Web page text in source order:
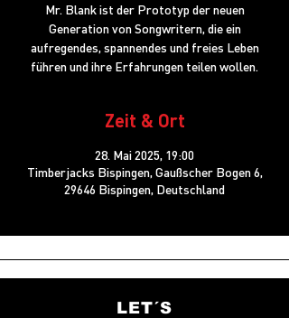
Mr. Blank ist der Prototyp der neuen
Generation von Songwritern, die ein
aufregendes, spannendes und freies Leben
führen und ihre Erfahrungen teilen wollen.
Zeit & Ort
28. Mai 2025, 19:00
Timberjacks Bispingen, Gaußscher Bogen 6,
29646 Bispingen, Deutschland
LET´S